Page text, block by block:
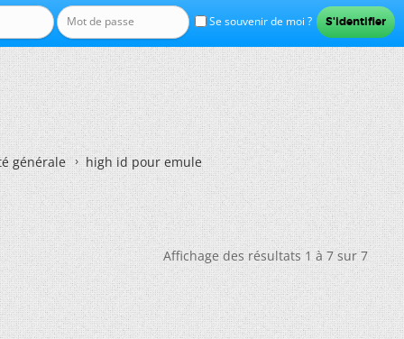
Se souvenir de moi ?
générale high id pour emule
Affichage des résultats 1 à 7 sur 7